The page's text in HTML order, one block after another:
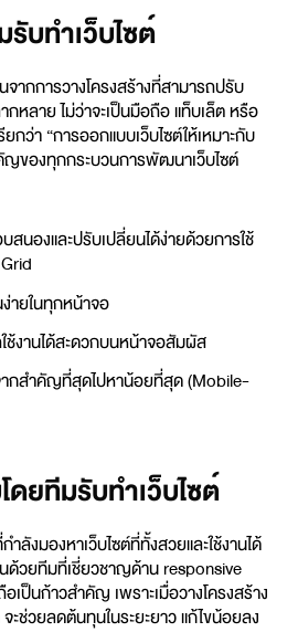
บทำเว็บไซต์
จากการวางโครงสร้างที่สามารถปรับ
หลาย ไม่ว่าจะเป็นมือถือ แท็บเล็ต หรือ
ว่า “การออกแบบเว็บไซต์ให้เหมาะกับ
ญของทุกกระบวนการพัฒนาเว็บไซต์
สนองและปรับเปลี่ยนได้ง่ายด้วยการใช้
ายในทุกหน้าจอ
ช้งานได้สะดวกบนหน้าจอสัมผัส
ากสำคัญที่สุดไปหาน้อยที่สุด (Mobile-
ดยทีมรับทำเว็บไซต์
ลังมองหาเว็บไซต์ที่ทั้งสวยและใช้งานได้
วยทีมที่เชี่ยวชาญด้านresponsive
เป็นก้าวสำคัญ เพราะเมื่อวางโครงสร้าง
ะช่วยลดต้นทุนในระยะยาว แก้ไขน้อยลง